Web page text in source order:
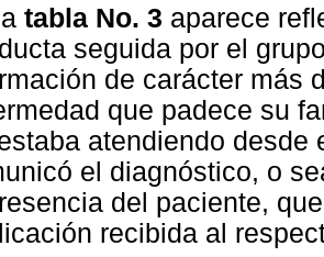
tabla No. 3 aparece
seguida por el
de carácter más
que padece su
atendiendo
el diagnóstico, o
del paciente,
recibida al